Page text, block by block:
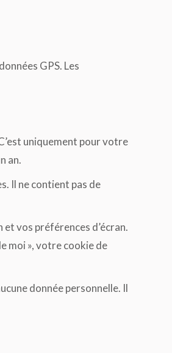
GPS. Les
uniquement pour votre
an.
Il ne contient pas de
vos préférences d’écran.
moi », votre cookie de
donnée personnelle. Il